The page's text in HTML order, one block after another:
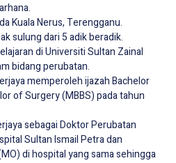
Kuala Nerus, Terengganu.
sulung dari 5 adik beradik.
di Universiti Sultan Zainal
bidang perubatan.
memperoleh ijazah Bachelor
of Surgery (MBBS) pada tahun
sebagai Doktor Perubatan
Sultan Ismail Petra dan
di hospital yang sama sehingga